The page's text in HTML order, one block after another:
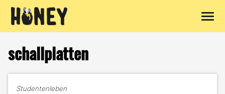
springen
schallplatten
Studentenleben